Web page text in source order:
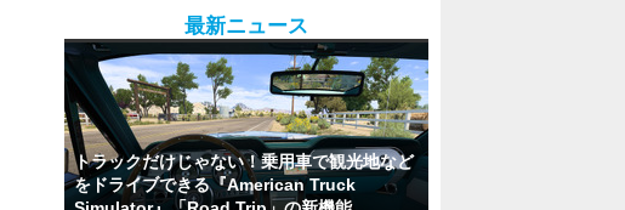
最新ニュース
トラックだけじゃない！乗用車で観光地など
をドライブできる『American Truck